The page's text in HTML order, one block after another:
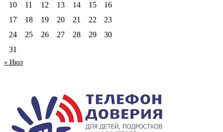
10
11 12 13 14 15
16
17
18 19 20 21 22
23
24
25 26 27 28 29
30
31
« Июл